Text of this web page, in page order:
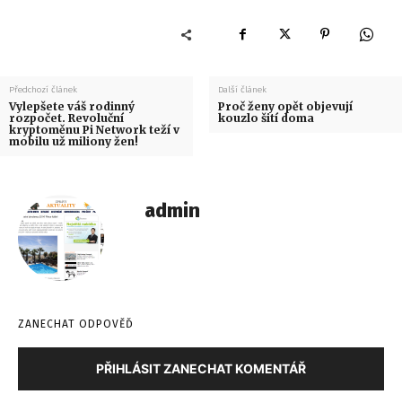
Předchozí článek
Vylepšete váš rodinný
rozpočet. Revoluční
kryptoměnu Pi Network teží v
mobilu už miliony žen!
Další článek
Proč ženy opět objevují
kouzlo šití doma
admin
ZANECHAT ODPOVĚĎ
PŘIHLÁSIT ZANECHAT KOMENTÁŘ